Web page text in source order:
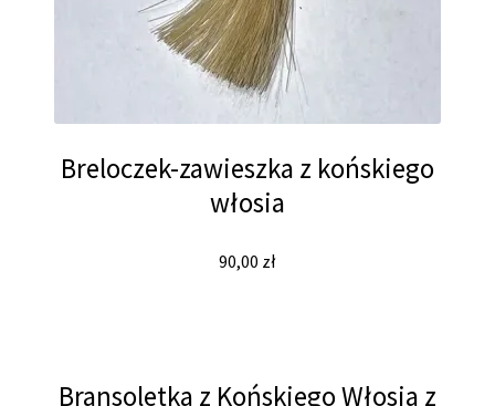
Breloczek-zawieszka z końskiego
włosia
90,00 zł
Bransoletka z Końskiego Włosia z